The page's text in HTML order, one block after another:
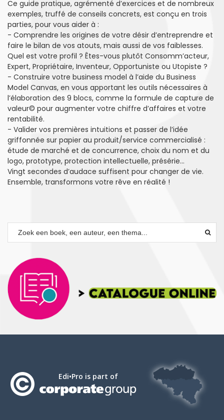
Ce guide pratique, agrémenté d’exercices et de nombreux
exemples, truffé de conseils concrets, est conçu en trois
parties, pour vous aider à :
- Comprendre les origines de votre désir d’entreprendre et
faire le bilan de vos atouts, mais aussi de vos faiblesses.
Quel est votre profil ? Êtes-vous plutôt Consomm’acteur,
Expert, Propriétaire, Inventeur, Opportuniste ou Utopiste ?
- Construire votre business model à l’aide du Business
Model Canvas, en vous apportant les outils nécessaires à
l’élaboration des 9 blocs, comme la formule de capture de
valeur© pour augmenter votre chiffre d’affaires et votre
rentabilité.
- Valider vos premières intuitions et passer de l’idée
griffonnée sur papier au produit/service commercialisé :
étude de marché et de concurrence, choix du nom et du
logo, prototype, protection intellectuelle, présérie...
Vingt secondes d’audace suffisent pour changer de vie.
Ensemble, transformons votre rêve en réalité !
Edi•Pro is part of